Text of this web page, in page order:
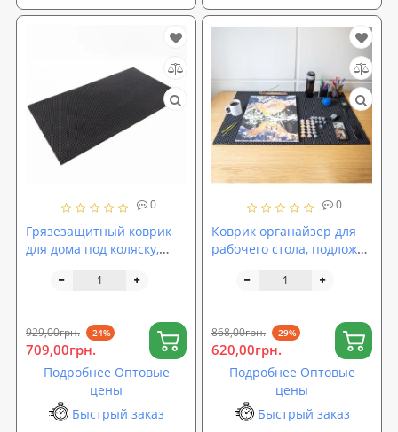
0
Грязезащитный коврик
для дома под коляску,
120х70 см EVA OSPORT
929,00грн. -24%
709,00грн.
Подробнее Оптовые
цены
Быстрый заказ
0
Коврик органайзер для
рабочего стола, подложка
см OSPORT (R-00063)
868,00грн. -29%
620,00грн.
Подробнее Оптовые
цены
Быстрый заказ